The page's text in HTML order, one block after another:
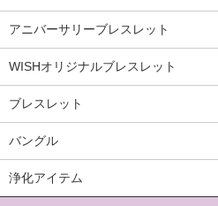
アニバーサリーブレスレット
WISHオリジナルブレスレット
ブレスレット
バングル
浄化アイテム